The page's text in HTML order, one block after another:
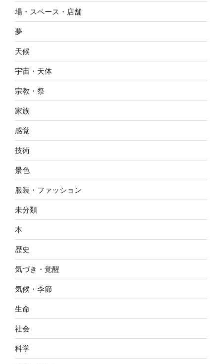
場・スペース・店舗
夢
天候
宇宙・天体
宗教・祭
家族
感覚
技術
景色
服装・ファッション
未分類
本
歴史
気づき・覚醒
気候・季節
生命
社会
科学